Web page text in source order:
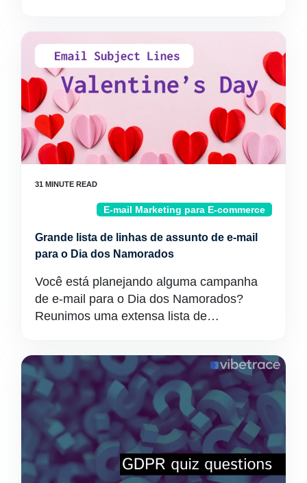
E-mail Marketing para E-commerce
Grande lista de linhas de assunto de e-mail
para o Dia dos Namorados
Você está planejando alguma campanha
de e-mail para o Dia dos Namorados?
Reunimos uma extensa lista de…